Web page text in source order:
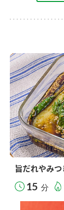
旨だれやみ
15 分